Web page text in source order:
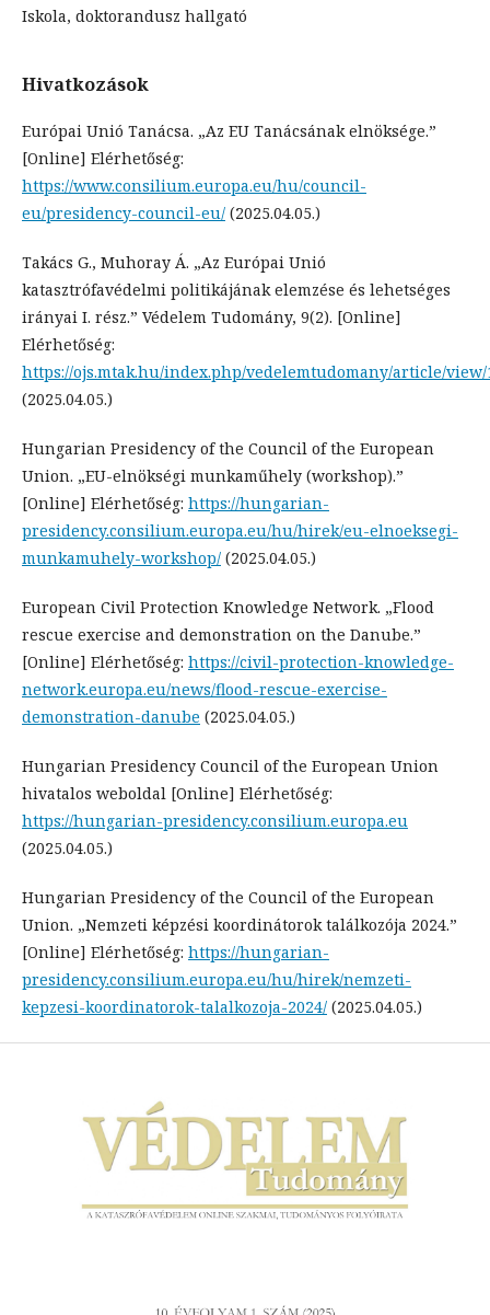
Iskola, doktorandusz hallgató
Hivatkozások
Európai Unió Tanácsa. „Az EU Tanácsának elnöksége.”
[Online] Elérhetőség:
https://www.consilium.europa.eu/hu/council-
eu/presidency-council-eu/ (2025.04.05.)
Takács G., Muhoray Á. „Az Európai Unió
katasztrófavédelmi politikájának elemzése és lehetséges
irányai I. rész.” Védelem Tudomány, 9(2). [Online]
Elérhetőség:
https://ojs.mtak.hu/index.php/vedelemtudomany/article/view/
(2025.04.05.)
Hungarian Presidency of the Council of the European
Union. „EU-elnökségi munkaműhely (workshop).”
[Online] Elérhetőség: https://hungarian-
presidency.consilium.europa.eu/hu/hirek/eu-elnoeksegi-
munkamuhely-workshop/ (2025.04.05.)
European Civil Protection Knowledge Network. „Flood
rescue exercise and demonstration on the Danube.”
[Online] Elérhetőség: https://civil-protection-knowledge-
network.europa.eu/news/flood-rescue-exercise-
demonstration-danube (2025.04.05.)
Hungarian Presidency Council of the European Union
hivatalos weboldal [Online] Elérhetőség:
https://hungarian-presidency.consilium.europa.eu
(2025.04.05.)
Hungarian Presidency of the Council of the European
Union. „Nemzeti képzési koordinátorok találkozója 2024.”
[Online] Elérhetőség: https://hungarian-
presidency.consilium.europa.eu/hu/hirek/nemzeti-
kepzesi-koordinatorok-talalkozoja-2024/ (2025.04.05.)